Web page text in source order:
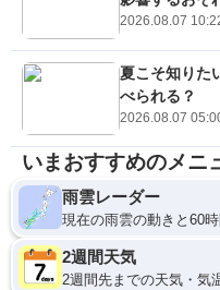
2026.08.07
夏こそ知りた
べられる？
2026.08.07
いまおすすめのメニ
雨雲レーダー
現在の雨雲の動きと60
2週間天気
2週間先までの天気・気